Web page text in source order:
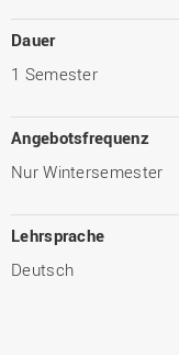
Dauer
1 Semester
Angebotsfrequenz
Nur Wintersemester
Lehrsprache
Deutsch